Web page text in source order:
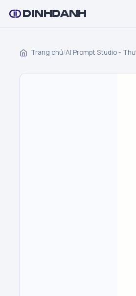
DINHDANH
Trang chủ/AI Prompt Studio -